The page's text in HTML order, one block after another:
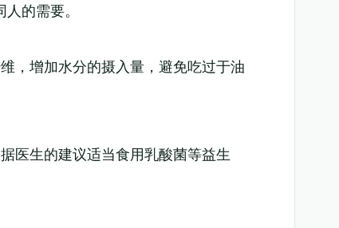
的需要。
，增加水分的摄入量，避免吃过于油
医生的建议适当食用乳酸菌等益生